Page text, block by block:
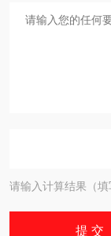
请输入计算结果（